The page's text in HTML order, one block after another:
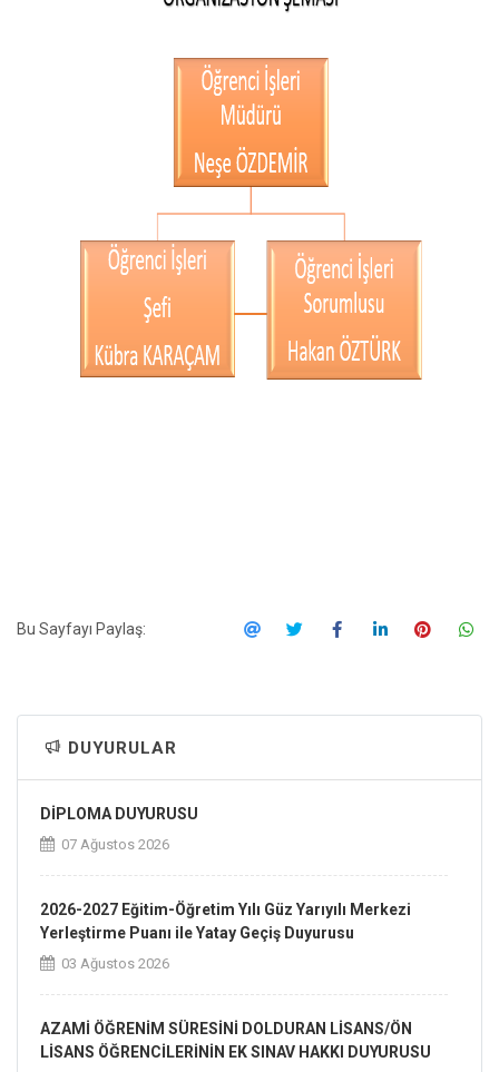
Bu Sayfayı Paylaş:
DUYURULAR
DİPLOMA DUYURUSU
07 Ağustos 2026
2026-2027 Eğitim-Öğretim Yılı Güz Yarıyılı Merkezi
Yerleştirme Puanı ile Yatay Geçiş Duyurusu
03 Ağustos 2026
AZAMİ ÖĞRENİM SÜRESİNİ DOLDURAN LİSANS/ÖN
LİSANS ÖĞRENCİLERİNİN EK SINAV HAKKI DUYURUSU